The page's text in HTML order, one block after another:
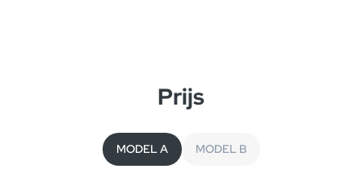
Gelijkvloers B
Prijs
MODEL A MODEL B